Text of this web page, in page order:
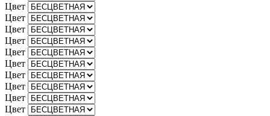
Цвет
Цвет
Цвет
Цвет
Цвет
Цвет
Цвет
Цвет
Цвет
Цвет